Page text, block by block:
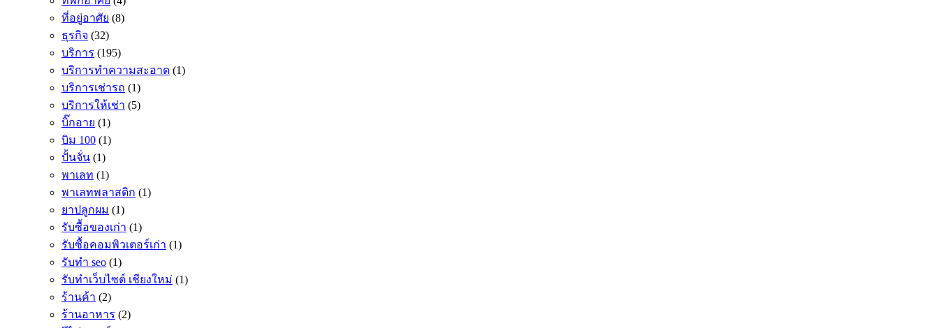
ที่อยู่อาศัย (8)
ธุรกิจ (32)
บริการ (195)
บริการทำความสะอาด (1)
บริการเช่ารถ (1)
บริการให้เช่า (5)
บิ๊กอาย (1)
บิม 100 (1)
ปั้นจั่น (1)
พาเลท (1)
พาเลทพลาสติก (1)
ยาปลูกผม (1)
รับซื้อของเก่า (1)
รับซื้อคอมพิวเตอร์เก่า (1)
รับทำ seo (1)
รับทำเว็บไซต์ เชียงใหม่ (1)
ร้านค้า (2)
ร้านอาหาร (2)